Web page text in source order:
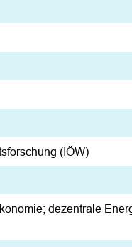
(IÖW)
dezentrale